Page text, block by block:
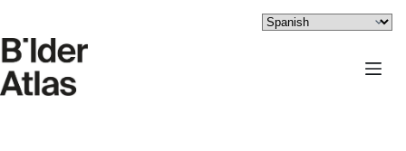
contenido